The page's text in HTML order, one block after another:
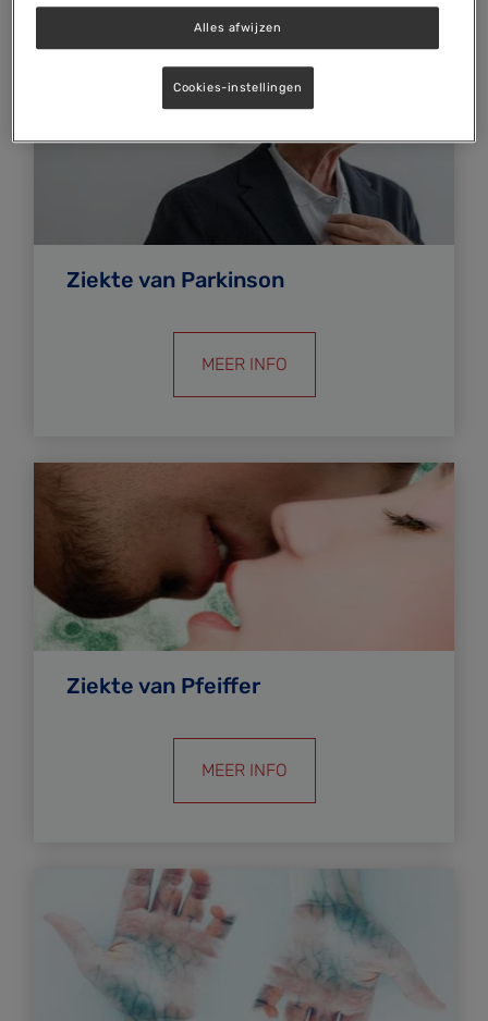
Ziekte van Parkinson
MEER INFO
Ziekte van Pfeiffer
MEER INFO
Alles afwijzen
Cookies-instellingen